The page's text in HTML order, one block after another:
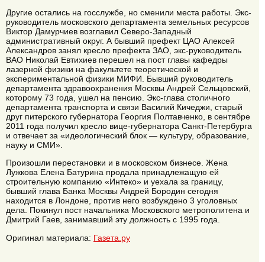
Другие остались на госслужбе, но сменили места работы. Экс-
руководитель московского департамента земельных ресурсов
Виктор Дамурчиев возглавил Северо-Западный
административный округ. А бывший префект ЦАО Алексей
Александров занял кресло префекта ЗАО, экс-руководитель
ВАО Николай Евтихиев перешел на пост главы кафедры
лазерной физики на факультете теоретической и
экспериментальной физики МИФИ. Бывший руководитель
департамента здравоохранения Москвы Андрей Сельцовский,
которому 73 года, ушел на пенсию. Экс-глава столичного
департамента транспорта и связи Василий Кичеджи, старый
друг питерского губернатора Георгия Полтавченко, в сентябре
2011 года получил кресло вице-губернатора Санкт-Петербурга
и отвечает за «идеологический блок — культуру, образование,
науку и СМИ».
Произошли перестановки и в московском бизнесе. Жена
Лужкова Елена Батурина продала принадлежащую ей
строительную компанию «Интеко» и уехала за границу,
бывший глава Банка Москвы Андрей Бородин сегодня
находится в Лондоне, против него возбуждено 3 уголовных
дела. Покинул пост начальника Московского метрополитена и
Дмитрий Гаев, занимавший эту должность с 1995 года.
Оригинал материала: Газета.ру